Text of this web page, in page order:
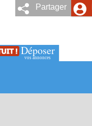
Partager
Déposer
vos annonces